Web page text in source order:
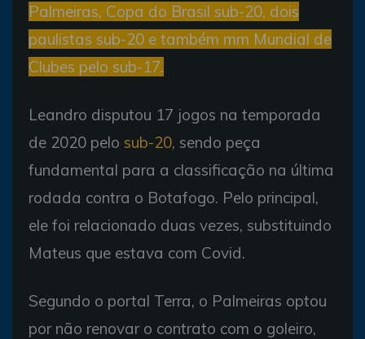
Palmeiras, Copa do Brasil sub-20, dois
paulistas sub-20 e também mm Mundial de
Clubes pelo sub-17.
Leandro disputou 17 jogos na temporada
de 2020 pelo sub-20, sendo peça
fundamental para a classificação na última
rodada contra o Botafogo. Pelo principal,
ele foi relacionado duas vezes, substituindo
Mateus que estava com Covid.
Segundo o portal Terra, o Palmeiras optou
por não renovar o contrato com o goleiro,